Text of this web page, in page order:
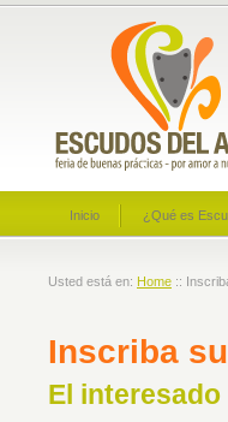
Inicio ¿Qué es
Usted está en: Home ::
Inscriba
El